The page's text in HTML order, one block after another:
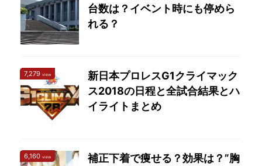
台数は？イベント時にも停めら
れる？
7,279 view
新日本プロレスG1クライマック
ス2018の日程と全試合結果とハ
イライトまとめ
6,160 view
補正下着で痩せる？効果は？”胸